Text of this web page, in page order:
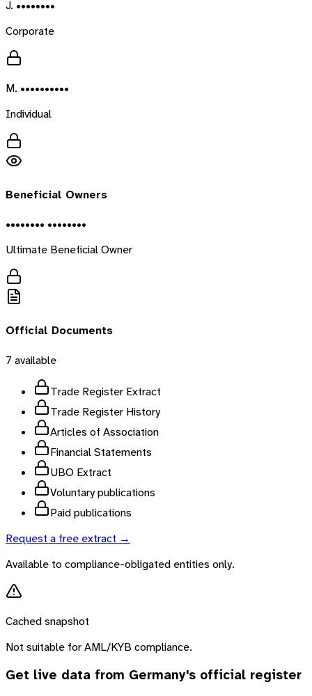
J. ••••••••
Corporate
M. ••••••••••
Individual
Beneficial Owners
•••••••• ••••••••
Ultimate Beneficial Owner
Official Documents
7 available
Trade Register Extract
Trade Register History
Articles of Association
Financial Statements
UBO Extract
Voluntary publications
Paid publications
Request a free extract →
Available to compliance-obligated entities only.
Cached snapshot
Not suitable for AML/KYB compliance.
Get live data from Germany's official register